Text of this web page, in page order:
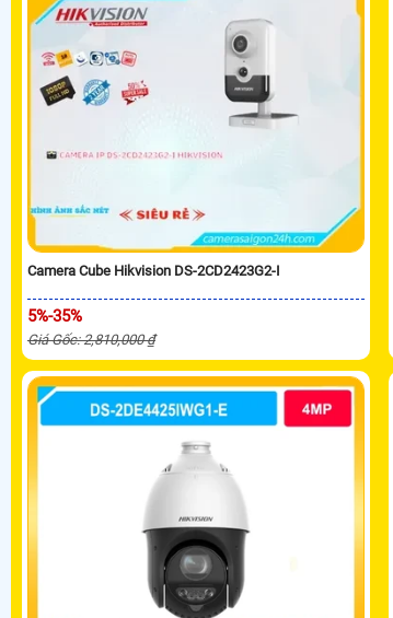
Camera Cube Hikvision DS-2CD2423G2-I
5%-35%
Giá Gốc: 2,810,000 ₫